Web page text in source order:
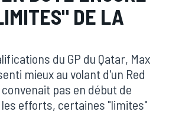
DE LA
du GP du Qatar, Max
mieux au volant d'un Red
convenait pas en début de
efforts, certaines "limites"